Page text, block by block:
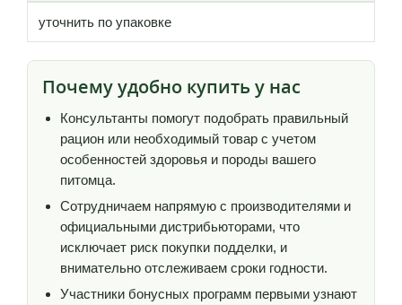
уточнить по упаковке
Почему удобно купить у нас
Консультанты помогут подобрать правильный
рацион или необходимый товар с учетом
особенностей здоровья и породы вашего
питомца.
Сотрудничаем напрямую с производителями и
официальными дистрибьюторами, что
исключает риск покупки подделки, и
внимательно отслеживаем сроки годности.
Участники бонусных программ первыми узнают